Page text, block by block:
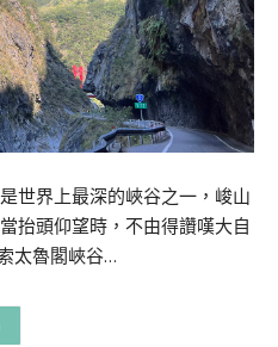
世界上最深的峽谷之一，峻山
抬頭仰望時，不由得讚嘆大自
太魯閣峽谷…